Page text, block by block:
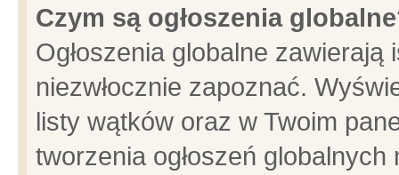
Czym są ogłoszenia
Ogłoszenia globalne
niezwłocznie zapoznać.
listy wątków oraz w Twoim
tworzenia ogłoszeń